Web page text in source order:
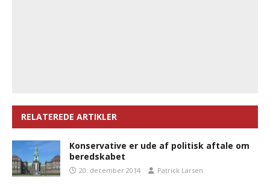
RELATEREDE ARTIKLER
Konservative er ude af politisk aftale om
beredskabet
20. december 2014 Patrick Larsen